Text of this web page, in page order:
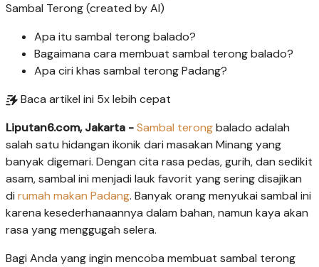
Sambal Terong (created by AI)
Apa itu sambal terong balado?
Bagaimana cara membuat sambal terong balado?
Apa ciri khas sambal terong Padang?
Baca artikel ini 5x lebih cepat
Liputan6.com, Jakarta -Sambal terongbalado adalah
salah satu hidangan ikonik dari masakan Minang yang
banyak digemari. Dengan cita rasa pedas, gurih, dan sedikit
asam, sambal ini menjadi lauk favorit yang sering disajikan
di rumah makan Padang. Banyak orang menyukai sambal ini
karena kesederhanaannya dalam bahan, namun kaya akan
rasa yang menggugah selera.
Bagi Anda yang ingin mencoba membuat sambal terong